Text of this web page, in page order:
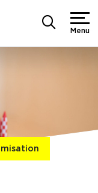
Menu